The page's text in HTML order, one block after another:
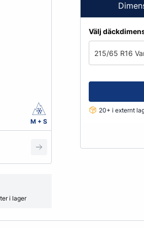
Grönyte
Kåpor
Spacer
Ventiler
Vikter
M + S
i lager
Välj
215/65 R16
20+ i externt